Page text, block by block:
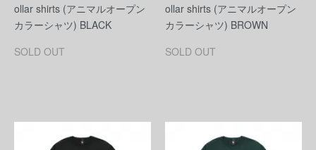
ollar shirts (アニマルオープン
カラーシャツ) BLACK
SOLD OUT
ollar shirts (アニマルオープン
カラーシャツ) BROWN
SOLD OUT